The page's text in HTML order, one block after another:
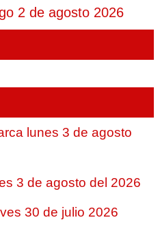
2 de agosto 2026
lunes 3 de agosto
3 de agosto del 2026
30 de julio 2026